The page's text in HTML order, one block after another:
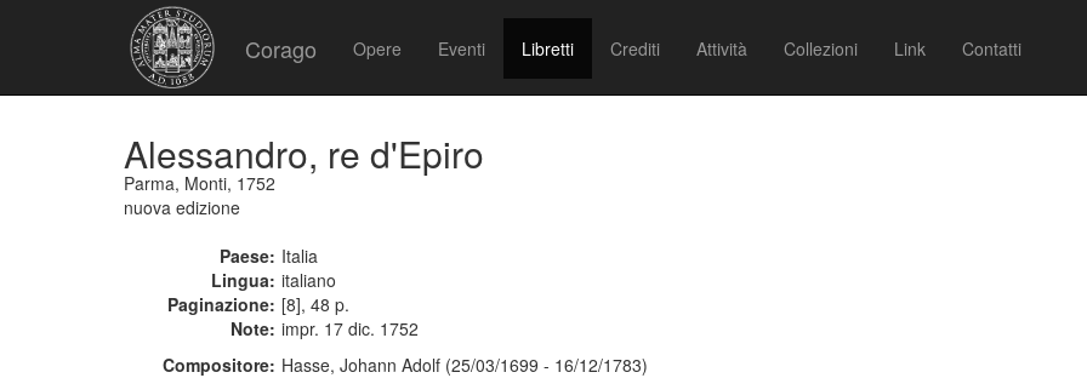
Corago Opere Eventi Libretti Crediti Attività Collezioni Link Contatti
Alessandro, re d'Epiro
Parma, Monti, 1752
nuova edizione
Paese: Italia
Lingua: italiano
Paginazione: [8], 48 p.
Note: impr. 17 dic. 1752
Compositore: Hasse, Johann Adolf (25/03/1699 - 16/12/1783)